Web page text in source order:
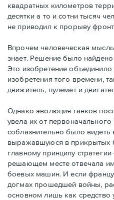
квадратных километров
десятки а то и сотни тысяч
не приводил к прорыву
Впрочем человеческая
знает. Решение было
Это изобретение
изобретения того времени,
движитель, пулемет и
Однако эволюция танков
увела их от
соблазнительно было
выражавшуюся в прикрытых
главному принципу
решающем месте отвечала
боевых машин. И если
догмах прошедшей войны,
основном лишь как средство